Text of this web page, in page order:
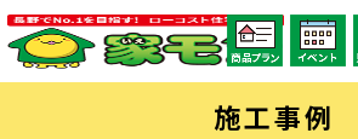
施工事例